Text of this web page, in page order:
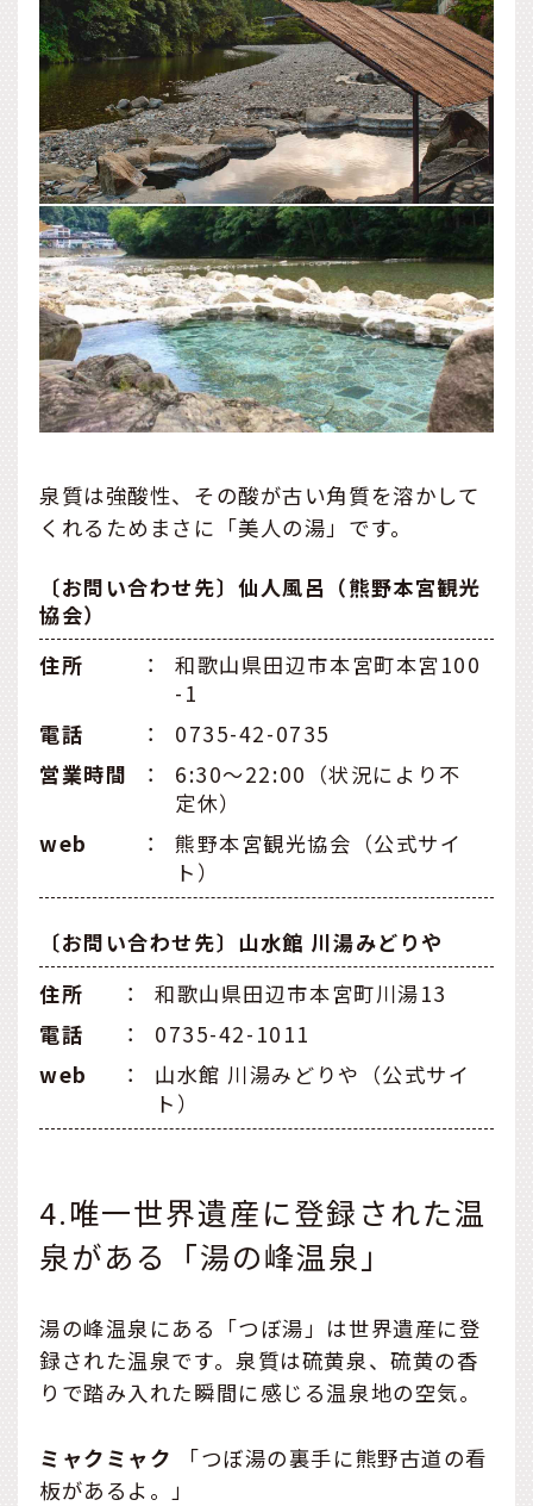
泉質は強酸性、その酸が古い角質を溶かして
くれるためまさに「美人の湯」です。
〔お問い合わせ先〕仙人風呂（熊野本宮観光
協会）
住所
：
和歌山県田辺市本宮町本宮100
-1
電話
：
0735-42-0735
営業時間
：
6:30～22:00（状況により不
定休）
web
：
熊野本宮観光協会（公式サイ
ト）
〔お問い合わせ先〕山水館 川湯みどりや
住所
：
和歌山県田辺市本宮町川湯13
電話
：
0735-42-1011
web
：
山水館 川湯みどりや（公式サイ
ト）
4.唯一世界遺産に登録された温
泉がある「湯の峰温泉」
湯の峰温泉にある「つぼ湯」は世界遺産に登
録された温泉です。泉質は硫黄泉、硫黄の香
りで踏み入れた瞬間に感じる温泉地の空気。
ミャクミャク 「つぼ湯の裏手に熊野古道の看
板があるよ。」